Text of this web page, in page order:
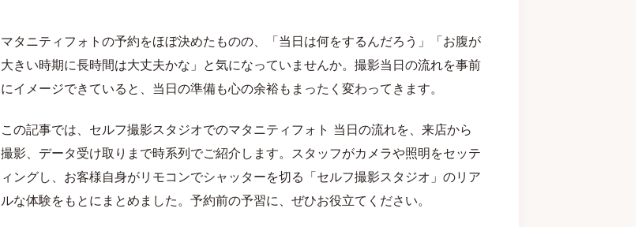
マタニティフォトの予約をほぼ決めたものの、「当日は何をするんだろう」「お腹が
大きい時期に長時間は大丈夫かな」と気になっていませんか。撮影当日の流れを事前
にイメージできていると、当日の準備も心の余裕もまったく変わってきます。
この記事では、セルフ撮影スタジオでのマタニティフォト 当日の流れを、来店から
撮影、データ受け取りまで時系列でご紹介します。スタッフがカメラや照明をセッテ
ィングし、お客様自身がリモコンでシャッターを切る「セルフ撮影スタジオ」のリア
ルな体験をもとにまとめました。予約前の予習に、ぜひお役立てください。